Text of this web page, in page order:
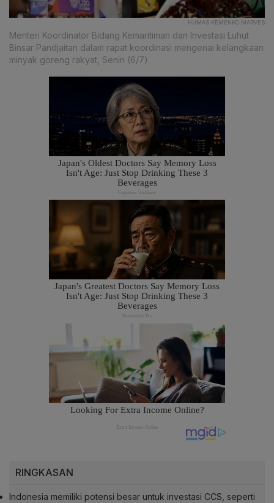
HUMAS KEMENKO MARVES
Menteri Koordinator Bidang Kemaritiman dan Investasi Luhut
Binsar Pandjaitan dalam rapat koordinasi mengenai kelangkaan
minyak goreng rakyat, Senin (6/7).
RINGKASAN
Indonesia memiliki potensi besar untuk investasi CCS, seperti